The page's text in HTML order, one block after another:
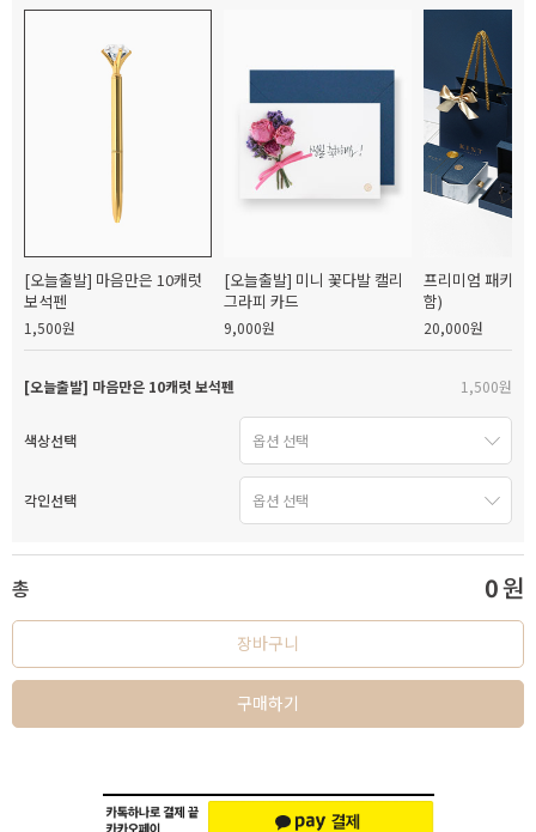
[오늘출발] 마음만은 10캐럿
보석펜
1,500원
[오늘출발] 미니 꽃다발 캘리
그라피 카드
9,000원
프리미엄 패키지
함)
20,000원
[오늘출발] 마음만은 10캐럿 보석펜 1,500원
색상선택
각인선택
총 0원
장바구니
구매하기